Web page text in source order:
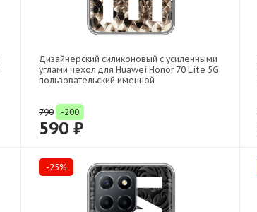
Дизайнерский силиконовый с усиленными
углами чехол для Huawei Honor 70 Lite 5G
пользовательский именной
790 -200
590 ₽
-25%